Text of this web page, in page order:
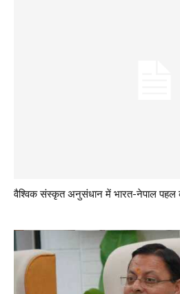
वैश्विक संस्कृत अनुसंधान में भारत-नेपाल पहल